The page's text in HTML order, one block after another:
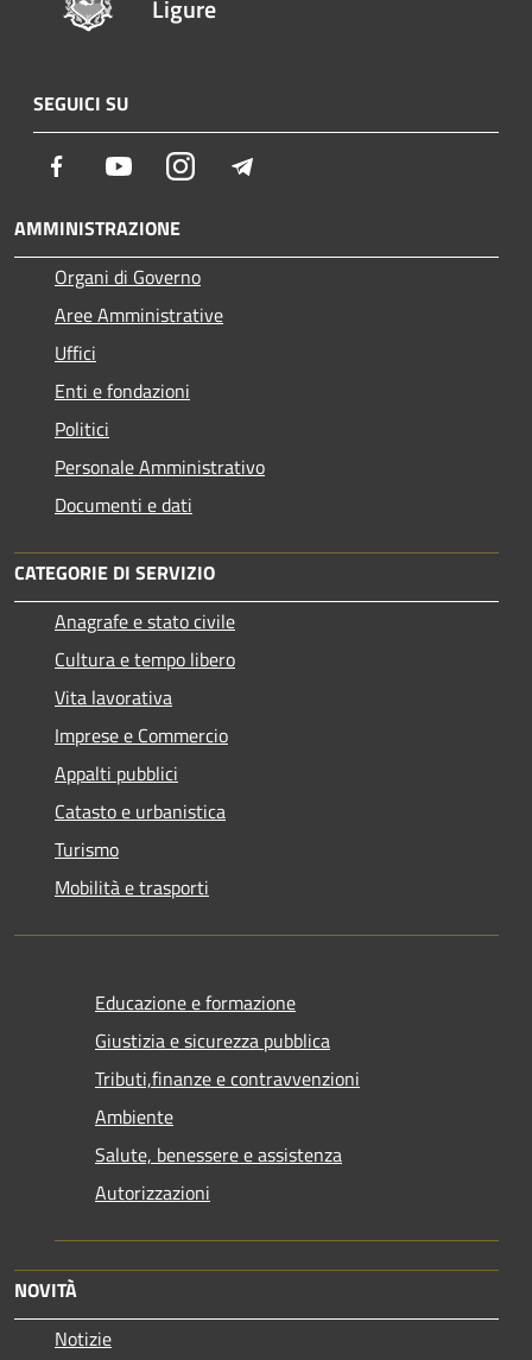
Ligure
SEGUICI SU
Facebook YoutubeInstagram
AMMINISTRAZIONE
Organi di Governo
Aree Amministrative
Uffici
Enti e fondazioni
Politici
Personale Amministrativo
Documenti e dati
CATEGORIE DI SERVIZIO
Anagrafe e stato civile
Cultura e tempo libero
Vita lavorativa
Imprese e Commercio
Appalti pubblici
Catasto e urbanistica
Turismo
Mobilità e trasporti
Educazione e formazione
Giustizia e sicurezza pubblica
Tributi,finanze e contravvenzioni
Ambiente
Salute, benessere e assistenza
Autorizzazioni
NOVITÀ
Notizie